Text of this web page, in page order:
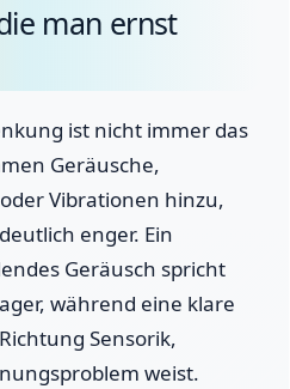
man ernst
ist nicht immer das
Geräusche,
Vibrationen hinzu,
enger. Ein
Geräusch spricht
während eine klare
Sensorik,
weist.